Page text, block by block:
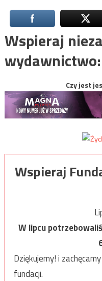
Wspieraj
wydawnictwo:
Czy jest
Wspieraj
W lipcu
Dziękujemy! i
fundacji.